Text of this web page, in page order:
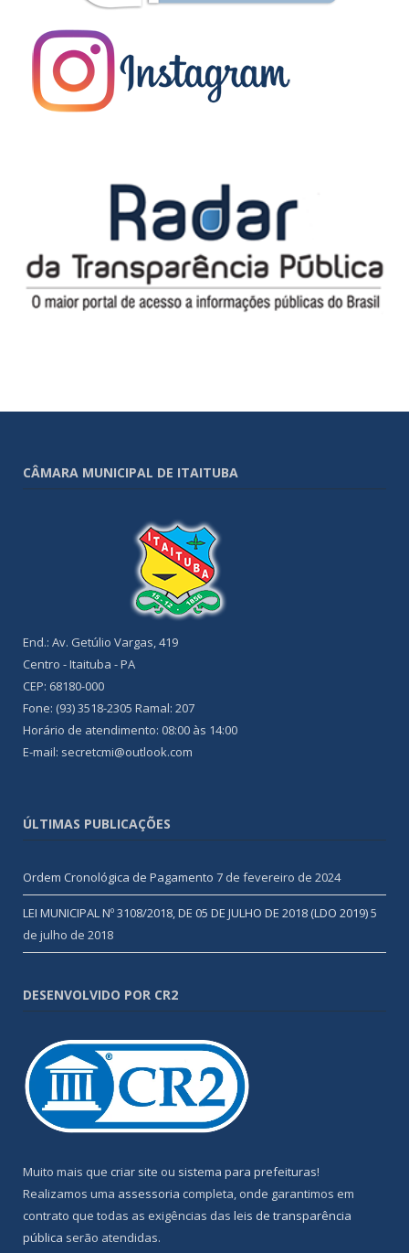
CÂMARA MUNICIPAL DE ITAITUBA
End.: Av. Getúlio Vargas, 419
Centro - Itaituba - PA
CEP: 68180-000
Fone: (93) 3518-2305 Ramal: 207
Horário de atendimento: 08:00 às 14:00
E-mail: secretcmi@outlook.com
ÚLTIMAS PUBLICAÇÕES
Ordem Cronológica de Pagamento 7 de fevereiro de 2024
LEI MUNICIPAL Nº 3108/2018, DE 05 DE JULHO DE 2018 (LDO 2019)5
de julho de 2018
DESENVOLVIDO POR CR2
Muito mais que criar site ou sistema para prefeituras!
Realizamos uma assessoria completa, onde garantimos em
contrato que todas as exigências das leis de transparência
pública serão atendidas.